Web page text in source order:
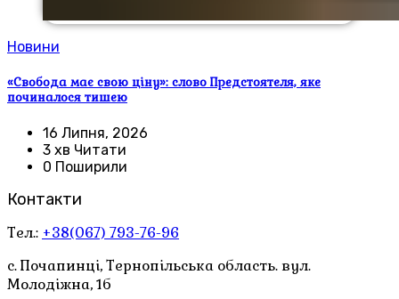
Новини
«Свобода має свою ціну»: слово Предстоятеля, яке
починалося тишею
16 Липня, 2026
3 хв Читати
0 Поширили
Контакти
Тел.: +38(067) 793-76-96
с. Почапинці, Тернопільська область. вул.
Молодіжна, 1б